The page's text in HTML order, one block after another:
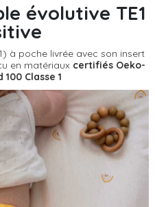
évolutive TE1
à poche livrée avec son insert
en matériaux certifiés Oeko-
Classe 1